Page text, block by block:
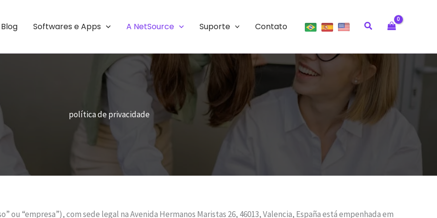
Blog Softwares e Apps A NetSource Suporte Contato Pesquisar
política de privacidade
ou “empresa”), com sede legal na Avenida Hermanos Maristas 26, 46013, Valencia, España está empenhada em